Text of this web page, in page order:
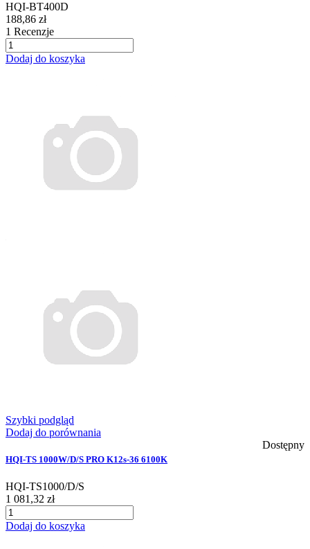
HQI-BT400D
188,86 zł
1 Recenzje
Dodaj do koszyka
Szybki podgląd
Dodaj do porównania
Dostępny
HQI-TS 1000W/D/S PRO K12s-36 6100K
HQI-TS1000/D/S
1 081,32 zł
Dodaj do koszyka